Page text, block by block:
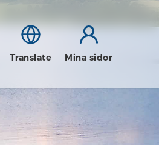
Translate Mina sidor